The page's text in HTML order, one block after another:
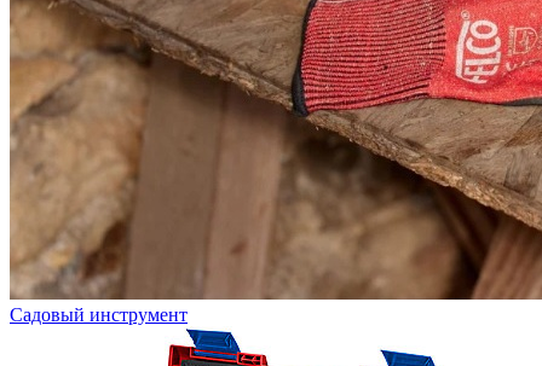
Садовый инструмент